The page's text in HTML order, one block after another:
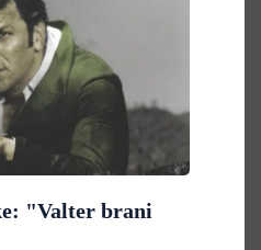
"Valter brani